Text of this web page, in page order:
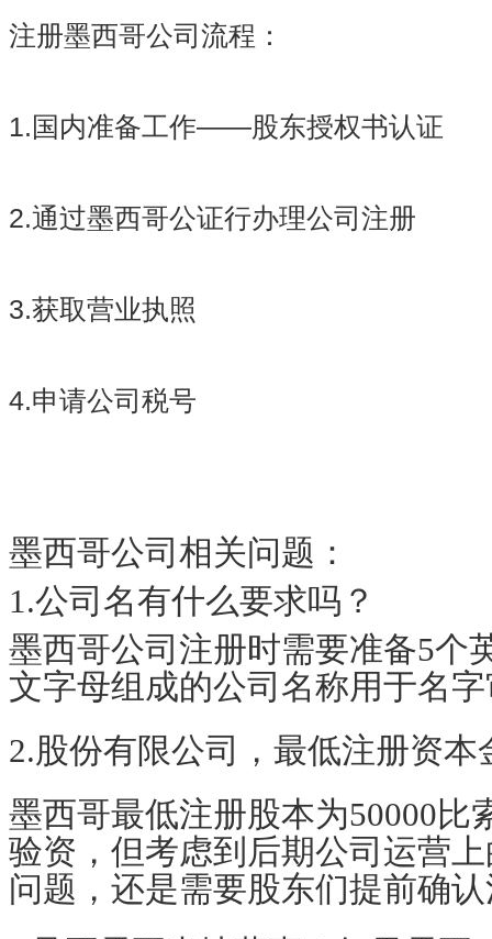
注册墨西哥公司流程：
1.国内准备工作——股东授权书认证
2.通过墨西哥公证行办理公司注册
3.获取营业执照
4.申请公司税号
墨西哥公司 相关问题：
1.公司名有什么要求吗？
墨西哥公司注册时需要准备5个
文字母组成的公司名称用于名
2.股份有限公司，最低注册资本
墨西哥最低注册股本为50000比
验资，但考虑到后期公司运营
问题，还是需要股东们提前确